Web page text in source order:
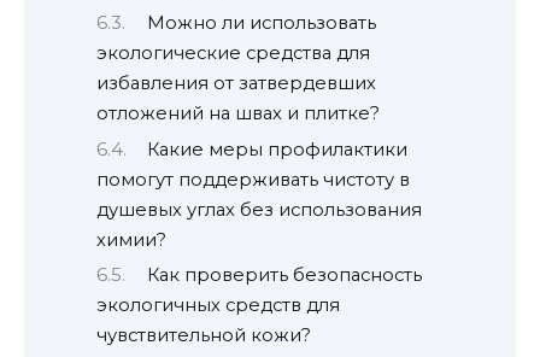
Можно ли использовать
экологические средства для
избавления от затвердевших
отложений на швах и плитке?
Какие меры профилактики
помогут поддерживать чистоту в
душевых углах без использования
химии?
Как проверить безопасность
экологичных средств для
чувствительной кожи?